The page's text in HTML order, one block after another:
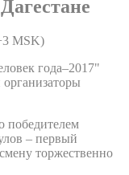
MSK)
года–2017"
организаторы
победителем
– первый
торжественно